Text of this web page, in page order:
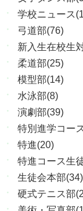
学校ニュース
弓道部(76)
新入生在校生
柔道部(25)
模型部(14)
水泳部(8)
演劇部(39)
特別進学コー
特進(20)
特進コース生
生徒会本部(34)
硬式テニス部